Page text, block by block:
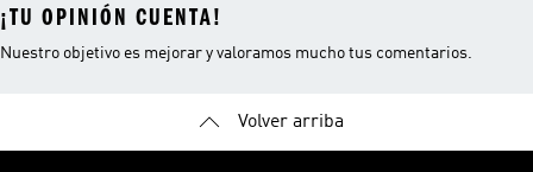
¡TU OPINIÓN CUENTA!
Nuestro objetivo es mejorar y valoramos mucho tus comentarios.
Volver arriba